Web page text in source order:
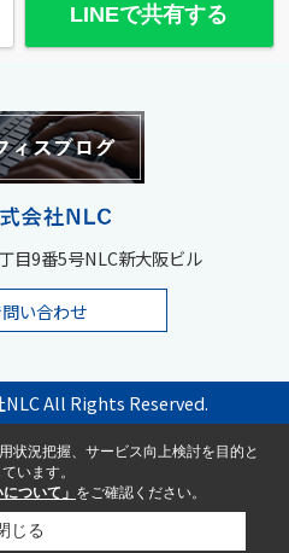
LINEで共有する
目9番5号NLC新大阪ビル
い合わせ
All Rights Reserved.
状況把握、サービス向上検討を目的と
います。
ついて」 をご確認ください。
じる